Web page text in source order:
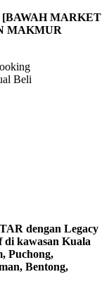
[BAWAH MARKET
MAKMUR
Beli
dengan Legacy
di kawasan Kuala
Puchong,
Bentong,